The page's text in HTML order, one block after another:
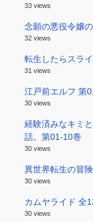
33 views
念願の悪役令嬢
32 views
転生したらスラ
31 views
江戸前エルフ 第
30 views
経験済みなキミ
話。第01-10巻
30 views
異世界転生の冒
30 views
カムヤライド 全
30 views